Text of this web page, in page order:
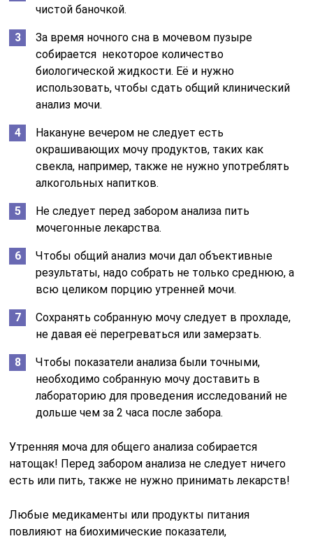
чистой баночкой.
За время ночного сна в мочевом пузыре
собирается некоторое количество
биологической жидкости. Её и нужно
использовать, чтобы сдать общий клинический
анализ мочи.
Накануне вечером не следует есть
окрашивающих мочу продуктов, таких как
свекла, например, также не нужно употреблять
алкогольных напитков.
Не следует перед забором анализа пить
мочегонные лекарства.
Чтобы общий анализ мочи дал объективные
результаты, надо собрать не только среднюю, а
всю целиком порцию утренней мочи.
Сохранять собранную мочу следует в прохладе,
не давая её перегреваться или замерзать.
Чтобы показатели анализа были точными,
необходимо собранную мочу доставить в
лабораторию для проведения исследований не
дольше чем за 2 часа после забора.
Утренняя моча для общего анализа собирается
натощак! Перед забором анализа не следует ничего
есть или пить, также не нужно принимать лекарств!
Любые медикаменты или продукты питания
повлияют на биохимические показатели,